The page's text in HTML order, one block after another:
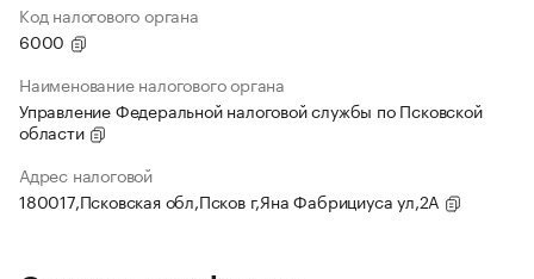
Код налогового органа
6000
Наименование налогового органа
Управление Федеральной налоговой службы по Псковской
области
Адрес налоговой
180017,Псковская обл,Псков г,Яна Фабрициуса ул,2А